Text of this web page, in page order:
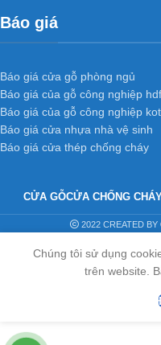
thường khác.
Thiết kế độc đáo, tinh tế
Trọn bộ cửa nhựa ABS
bao.
kích thước thực tế)
Liên hệ ngay với chúng
Báo giá
Báo giá cửa gỗ phòng ngủ
Báo giá của gỗ công nghiệp hdf
Báo giá của gỗ công nghiệp
Báo giá cửa nhựa nhà vệ sinh
Báo giá cửa thép chống cháy
CỬA GỖCỬA CHỐNG
2022 CREATED BY
Chúng tôi sử dụng
trên website.